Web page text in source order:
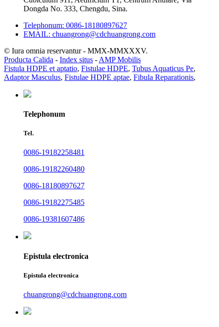
Dongda No. 333, Chengdu, Sina.
Telephonum: 0086-18180897627
EMAIL: chuangrong@cdchuangrong.com
© Iura omnia reservantur - MMX-MMXXXV.
Producta Calida - Index situs - AMP Mobilis
Fistula HDPE et aptatio, Fistulae HDPE, Tubus Aquaticus Pe,
Adaptor Masculus, Fistulae HDPE aptae, Fibula Reparationis,
Telephonum
Tel.
0086-19182258481
0086-19182260480
0086-18180897627
0086-19182275485
0086-19381607486
Epistula electronica
Epistula electronica
chuangrong@cdchuangrong.com